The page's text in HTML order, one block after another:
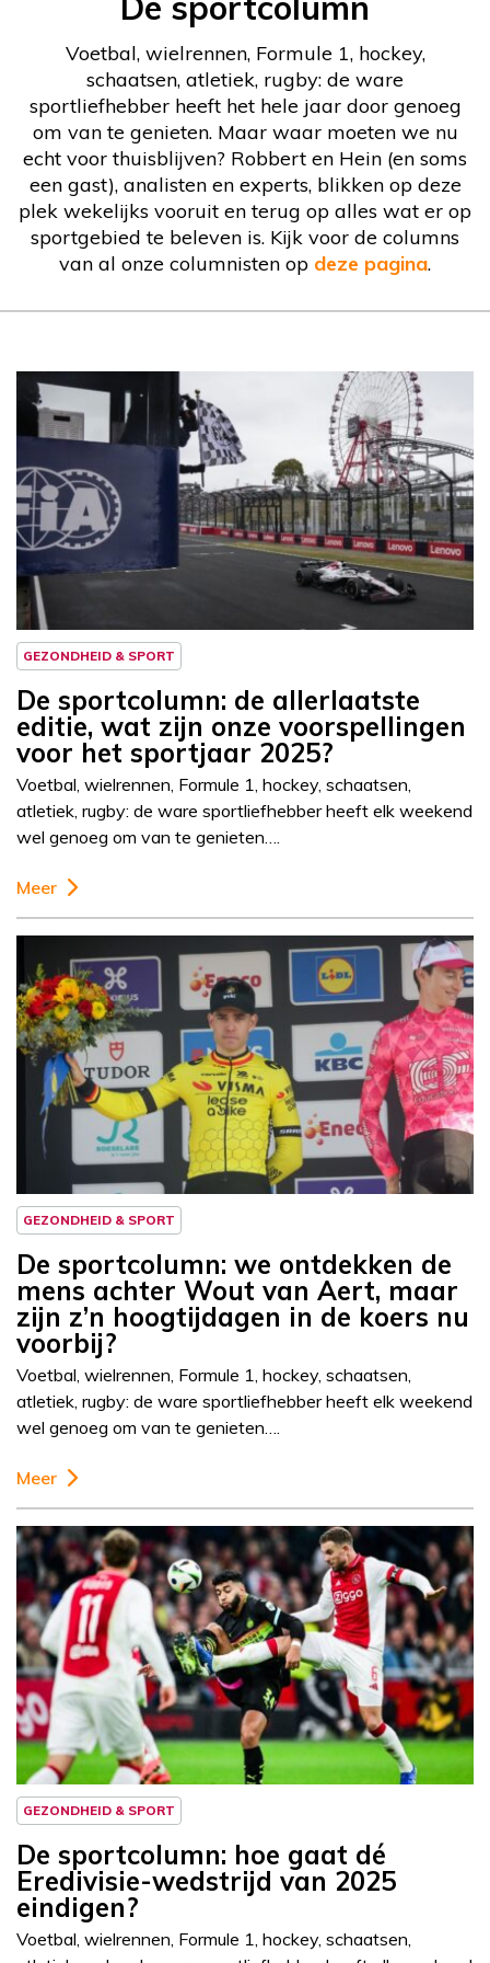
Voetbal, wielrennen, Formule 1, hockey,
schaatsen, atletiek, rugby: de ware
sportliefhebber heeft het hele jaar door genoeg
om van te genieten. Maar waar moeten we nu
echt voor thuisblijven? Robbert en Hein (en soms
een gast), analisten en experts, blikken op deze
plek wekelijks vooruit en terug op alles wat er op
sportgebied te beleven is. Kijk voor de columns
van al onze columnisten op deze pagina.
Column
Sportcolumn
GEZONDHEID & SPORT
De sportcolumn: de allerlaatste
editie, wat zijn onze voorspellingen
voor het sportjaar 2025?
Voetbal, wielrennen, Formule 1, hockey, schaatsen,
atletiek, rugby: de ware sportliefhebber heeft elk weekend
wel genoeg om van te genieten….
Meer
Column
Sportcolumn
GEZONDHEID & SPORT
De sportcolumn: we ontdekken de
mens achter Wout van Aert, maar
zijn z’n hoogtijdagen in de koers nu
voorbij?
Voetbal, wielrennen, Formule 1, hockey, schaatsen,
atletiek, rugby: de ware sportliefhebber heeft elk weekend
wel genoeg om van te genieten….
Meer
Column
Sportcolumn
GEZONDHEID & SPORT
De sportcolumn: hoe gaat dé
Eredivisie-wedstrijd van 2025
eindigen?
Voetbal, wielrennen, Formule 1, hockey, schaatsen,